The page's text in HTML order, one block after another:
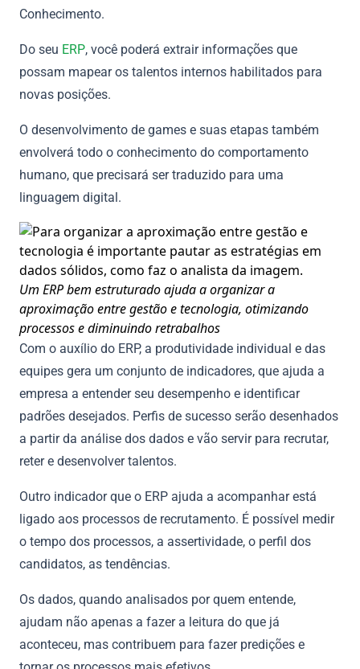
Conhecimento.
Do seu ERP, você poderá extrair informações que
possam mapear os talentos internos habilitados para
novas posições.
O desenvolvimento de games e suas etapas também
envolverá todo o conhecimento do comportamento
humano, que precisará ser traduzido para uma
linguagem digital.
Um ERP bem estruturado ajuda a organizar a
aproximação entre gestão e tecnologia, otimizando
processos e diminuindo retrabalhos
Com o auxílio do ERP, a produtividade individual e das
equipes gera um conjunto de indicadores, que ajuda a
empresa a entender seu desempenho e identificar
padrões desejados. Perfis de sucesso serão desenhados
a partir da análise dos dados e vão servir para recrutar,
reter e desenvolver talentos.
Outro indicador que o ERP ajuda a acompanhar está
ligado aos processos de recrutamento. É possível medir
o tempo dos processos, a assertividade, o perfil dos
candidatos, as tendências.
Os dados, quando analisados por quem entende,
ajudam não apenas a fazer a leitura do que já
aconteceu, mas contribuem para fazer predições e